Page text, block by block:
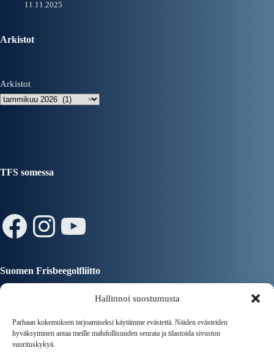
Hallinnoi suostumusta
Parhaan kokemuksen tarjoamiseksi käytämme evästeitä. Näiden evästeiden
hyväksyminen antaa meille mahdollisuuden seurata ja tilastoida sivuston
suorituskykyä.
11.11.2025
Arkistot
Arkistot
TFS somessa
Facebook
Instagram
YouTube
Suomen Frisbeegolfliitto